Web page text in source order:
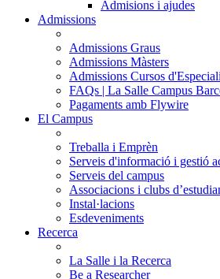
Admisions i ajudes
Admissions
Admissions Graus
Admissions Màsters
Admissions Cursos
FAQs | La Salle Campus
Pagaments amb Flywire
El Campus
Treballa i Emprèn
Serveis d'informació i gestió
Serveis del campus
Associacions i clubs
Instal·lacions
Esdeveniments
Recerca
La Salle i la Recerca
Be a Researcher